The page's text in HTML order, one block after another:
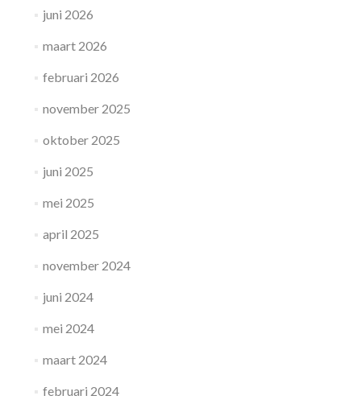
juni 2026
maart 2026
februari 2026
november 2025
oktober 2025
juni 2025
mei 2025
april 2025
november 2024
juni 2024
mei 2024
maart 2024
februari 2024